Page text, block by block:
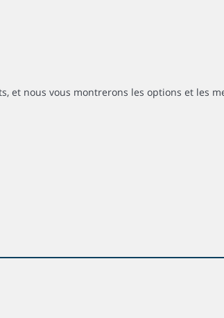
et nous vous montrerons les options et les